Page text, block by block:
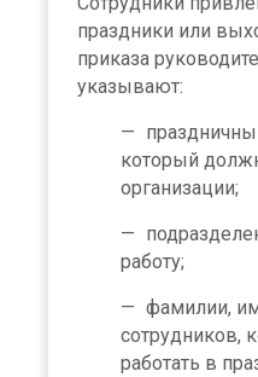
праздники или
приказа
указывают:
который
организации;
работу;
фамилии,
сотрудников,
работать в